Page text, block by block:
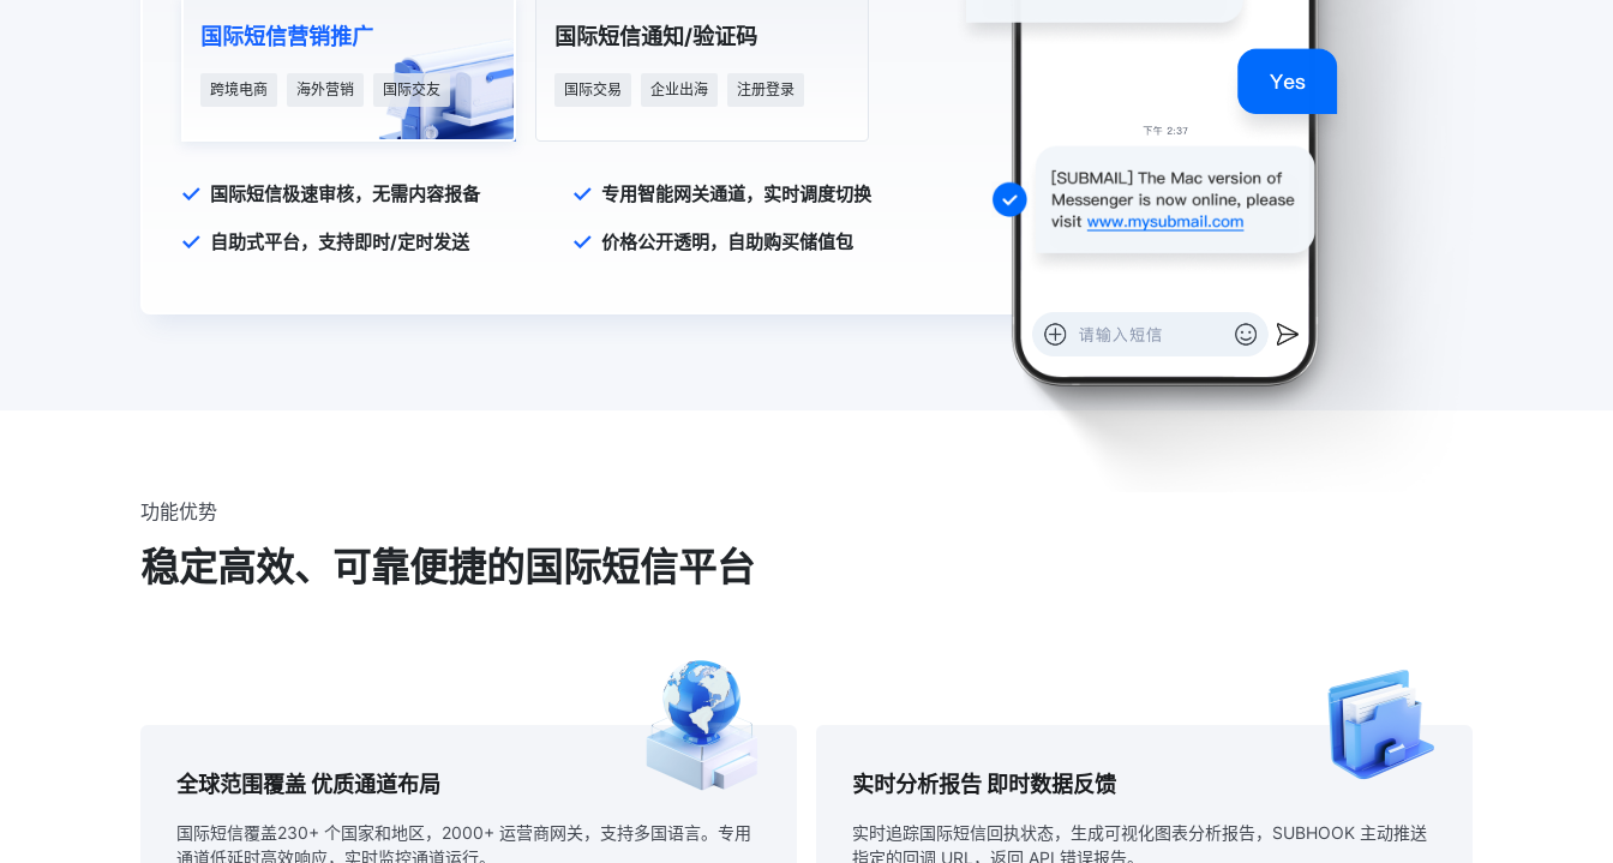
国际短信营销推广
跨境电商 海外营销 国际交友
国际短信通知/验证码
国际交易 企业出海 注册登录
国际短信极速审核，无需内容报备 专用智能网关通道，实时调度切换
自助式平台，支持即时/定时发送 价格公开透明，自助购买储值包
功能优势
稳定高效、可靠便捷的国际短信平台
全球范围覆盖 优质通道布局
国际短信覆盖230+ 个国家和地区，2000+ 运营商网关，支持多国语言。专用
通道低延时高效响应，实时监控通道运行。
实时分析报告 即时数据反馈
实时追踪国际短信回执状态，生成可视化图表分析报告，SUBHOOK 主动推送
指定的回调 URL，返回 API 错误报告。